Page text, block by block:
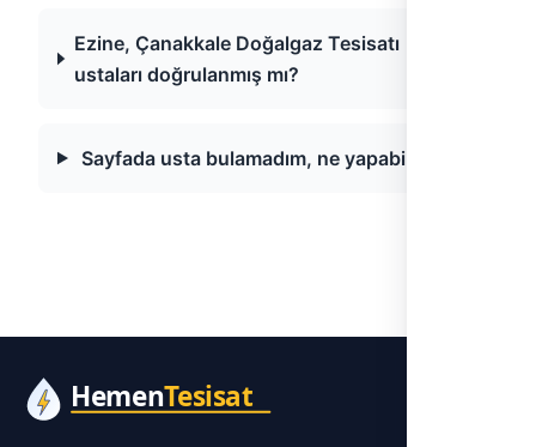
Ezine, Çanakkale Doğalgaz Tesisatı
ustaları doğrulanmış mı?
Sayfada usta bulamadım, ne yapabilirim?